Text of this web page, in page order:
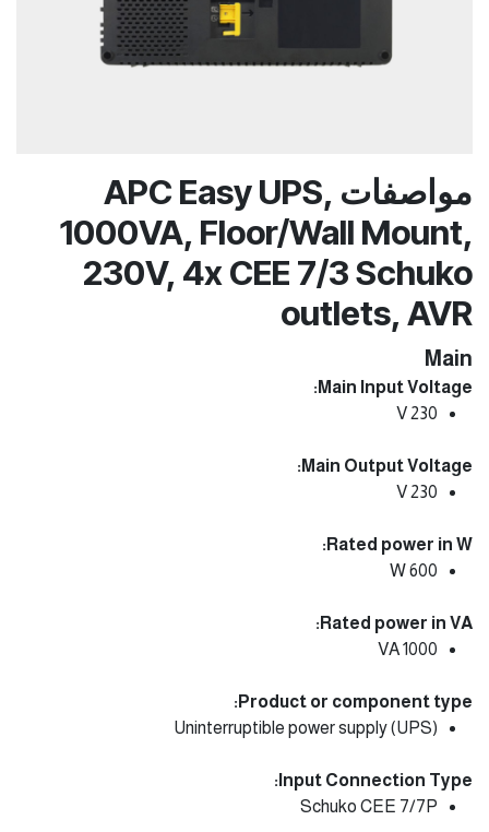
مواصفات APC Easy UPS,
1000VA, Floor/Wall Mount,
230V, 4x CEE 7/3 Schuko
outlets, AVR
Main
Main Input Voltage:
230 V
Main Output Voltage:
230 V
Rated power in W:
600 W
Rated power in VA:
1000 VA
Product or component type:
Uninterruptible power supply (UPS)
Input Connection Type:
Schuko CEE 7/7P